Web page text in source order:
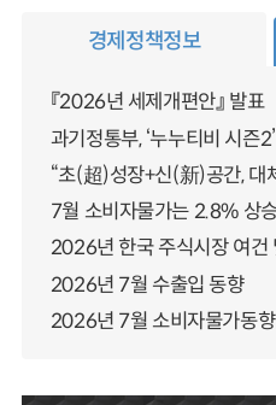
경제정책정보
『2026년 세제개편안』 발표
과기정통부, ‘누누티비 시즌
“초(超)성장+신(新)공간, 대
7월 소비자물가는 2.8% 상
2026년 한국 주식시장 여건
2026년 7월 수출입 동향
2026년 7월 소비자물가동향